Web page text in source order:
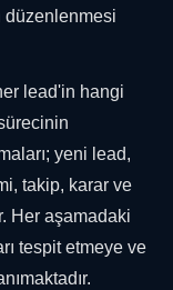
düzenlenmesi
lead'in hangi
yeni lead,
takip, karar ve
Her aşamadaki
tespit etmeye ve